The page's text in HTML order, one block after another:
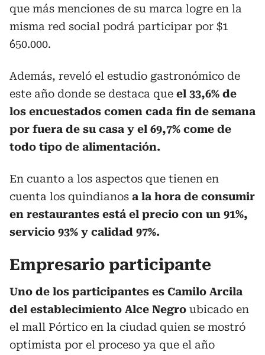
que más menciones de su marca logre en la
misma red social podrá participar por $1
´650.000.
Además, reveló el estudio gastronómico de
este año donde se destaca que el 33,6% de
los encuestados comen cada fin de semana
por fuera de su casa y el 69,7% come de
todo tipo de alimentación.
En cuanto a los aspectos que tienen en
cuenta los quindianos a la hora de consumir
en restaurantes está el precio con un 91%,
servicio 93% y calidad 97%.
Empresario participante
Uno de los participantes es Camilo Arcila
del establecimiento Alce Negro ubicado en
el mall Pórtico en la ciudad quien se mostró
optimista por el proceso ya que el año